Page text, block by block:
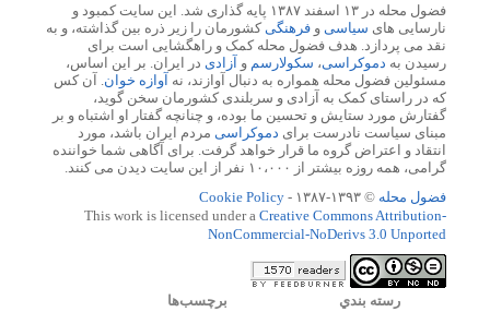
فضول محله در ۱۳ اسفند ۱۳۸۷ پایه گذاری شد. این سایت کمبود و
نارسایی های سیاسی و فرهنگی کشورمان را زیر ذره بین گذاشته، و به
نقد می پردازد. هدف فضول محله کمک و راهگشایی است برای
رسیدن به دموکراسی، سکولارسم و آزادی در ایران. بر این اساس،
مسئولین فضول محله همواره به دنبال آوازند، نه آوازه خوان . آن کس
که در راستای کمک به آزادی و سربلندی کشورمان سخن گوید،
گفتارش مورد ستایش و تحسین ما بوده، و چنانچه گفتار او اشتباه و بر
مبنای سیاست نادرست برای دموکراسی مردم ایران باشد، مورد
انتقاد و اعتراض گروه ما قرار خواهد گرفت. برای آگاهی شما خواننده
گرامی، همه روزه بیشتر از ۱۰،۰۰۰ نفر از این سایت دیدن می کنند.
فضول محله © ۱۳۹۳-۱۳۸۷ -
Cookie Policy
This work is licensed under a Creative Commons Attribution-
NonCommercial-NoDerivs 3.0 Unported
رسته بندي برچسب‌ها